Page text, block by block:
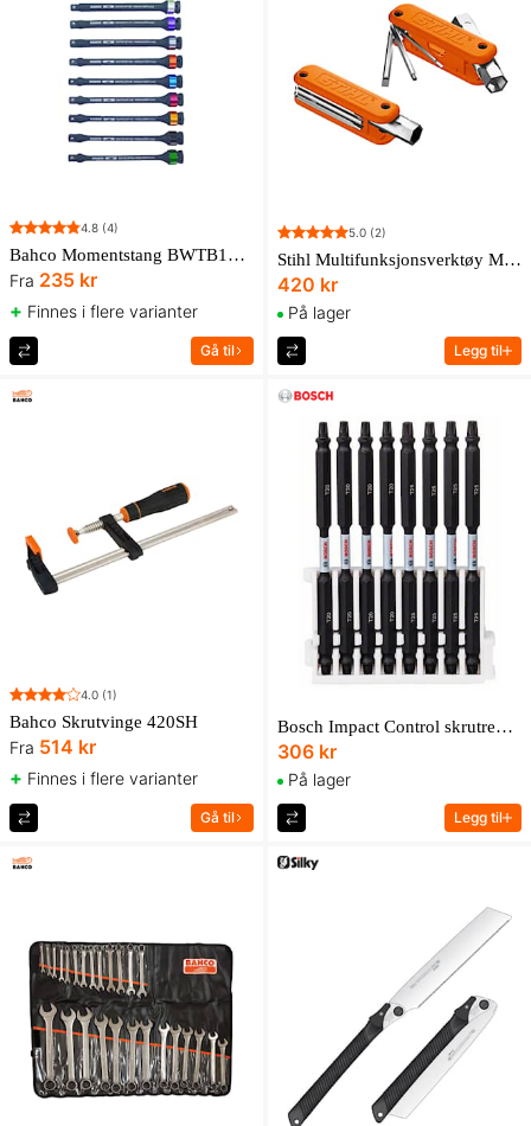
4.8 (4)
Bahco Momentstang BWTB12P 1/2''
Fra 235 kr
+ Finnes i flere varianter
Gå til
5.0 (2)
Stihl Multifunksjonsverktøy MT 2, nøkkelbredde 19 – 16 Tilbehør
420 kr
På lager
Legg til
4.0 (1)
Bahco Skrutvinge 420SH
Fra 514 kr
+ Finnes i flere varianter
Gå til
Bosch Impact Control skrutrekkerbits, pakke, 8 stk.
306 kr
På lager
Legg til